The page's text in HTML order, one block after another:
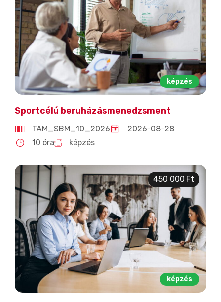
képzés
Sportcélú beruházásmenedzsment
TAM_SBM_10_2026
2026-08-28
10 óra
képzés
450 000 Ft
képzés